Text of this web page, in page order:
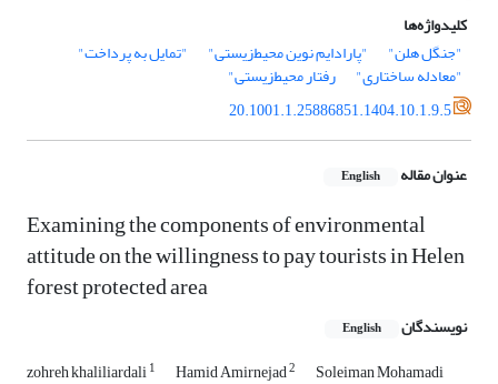
کلیدواژه‌ها
"جنگل هلن"
"پارادایم نوین محیط‌زیستی" "تمایل به پرداخت"
"معادله ساختاری"
رفتار محیط‌زیستی"
20.1001.1.25886851.1404.10.1.9.5
عنوان مقاله English
Examining the components of environmental
attitude on the willingness to pay tourists in Helen
forest protected area
نویسندگان English
zohreh khaliliardali1 Hamid Amirnejad2 Soleiman Mohamadi